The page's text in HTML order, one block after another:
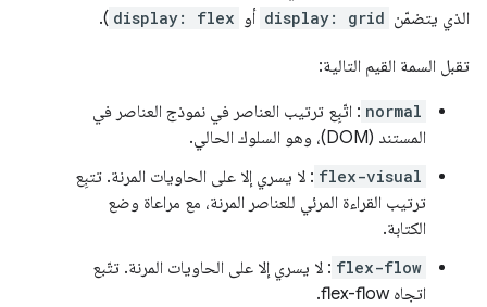
الذي يتضمّن display: grid أو display: flex
).
تقبل السمة القيم التالية:
normal : اتّبِع ترتيب العناصر في نموذج العناصر في
المستند (DOM)، وهو السلوك الحالي.
flex-visual : لا يسري إلا على الحاويات المرنة. تتبِع
ترتيب القراءة المرئي للعناصر المرنة، مع مراعاة وضع
الكتابة.
flex-flow : لا يسري إلا على الحاويات المرنة. تتّبع
اتجاه flex-flow.